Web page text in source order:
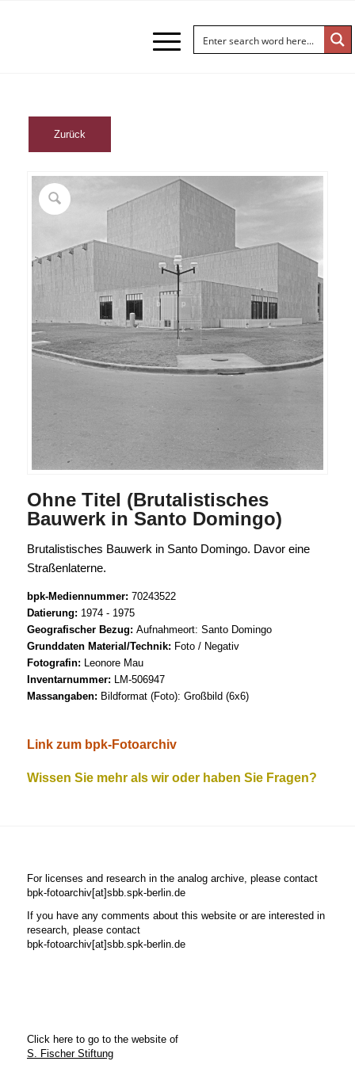
Ohne Titel (Brutalistisches
Bauwerk in Santo Domingo)
Brutalistisches Bauwerk in Santo Domingo. Davor eine
Straßenlaterne.
bpk-Mediennummer: 70243522
Datierung: 1974 - 1975
Geografischer Bezug: Aufnahmeort: Santo Domingo
Grunddaten Material/Technik: Foto / Negativ
Fotografin: Leonore Mau
Inventarnummer: LM-506947
Massangaben: Bildformat (Foto): Großbild (6x6)
Link zum bpk-Fotoarchiv
Wissen Sie mehr als wir oder haben Sie Fragen?
For licenses and research in the analog archive, please contact
bpk-fotoarchiv[at]sbb.spk-berlin.de
If you have any comments about this website or are interested in
research, please contact
bpk-fotoarchiv[at]sbb.spk-berlin.de
Click here to go to the website of
S. Fischer Stiftung